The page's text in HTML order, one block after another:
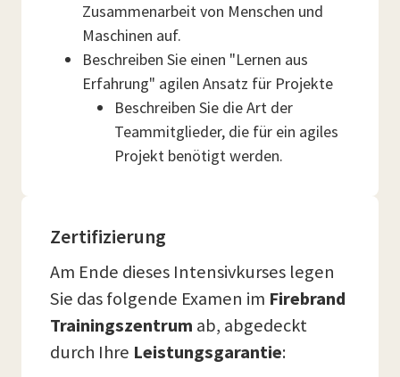
Zusammenarbeit von Menschen und
Maschinen auf.
Beschreiben Sie einen "Lernen aus
Erfahrung" agilen Ansatz für Projekte
Beschreiben Sie die Art der
Teammitglieder, die für ein agiles
Projekt benötigt werden.
Zertifizierung
Am Ende dieses Intensivkurses legen
Sie das folgende Examen im Firebrand
Trainingszentrum ab, abgedeckt
durch Ihre Leistungsgarantie: